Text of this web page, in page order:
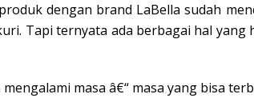
dengan brand LaBella sudah
Tapi ternyata ada berbagai hal
masa â€“ masa yang bisa